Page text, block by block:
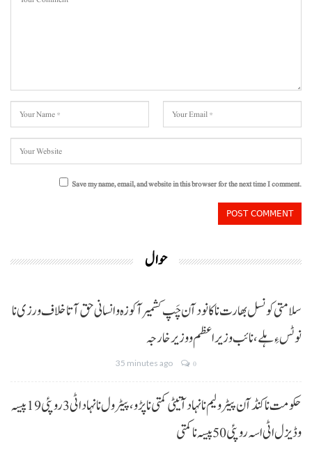
Save my name, email, and website in this browser for the next time I comment.
حوال
سلامتی کونسل بھارت نا کانود آن چَپ کشمیر آ کوزہ و انسانی حق آتا خلاف ورزی نا
نوٹس ءِ ہلے،نائب وزیراعظم و وزیر خارجہ
35 minutes ago 0
حکومت نا کنڈ آن پیٹرولیم نا نہاد آتیٹی کمتی نا پڑو،پیٹرول نا نہاد اٹی 3 روپئی 19 پیسہ
و ڈیزل اٹی اسہ روپئی 50 پیسہ نا کمتی